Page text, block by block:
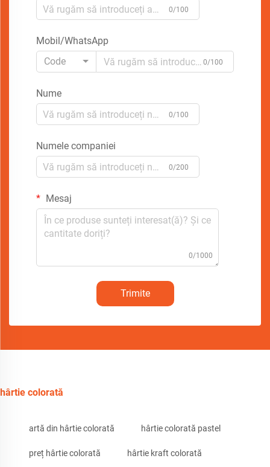
0/100
Mobil/WhatsApp
Code
0/100
Nume
0/100
Numele companiei
0/200
Mesaj
0/1000
Trimite
hârtie colorată
artă din hârtie colorată hârtie colorată pastel
preț hârtie colorată hârtie kraft colorată